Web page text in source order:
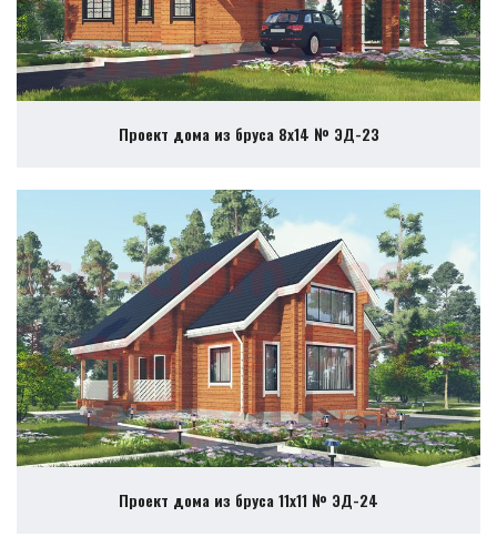
Проект дома из бруса 8х14 № ЭД-23
Проект дома из бруса 11х11 № ЭД-24